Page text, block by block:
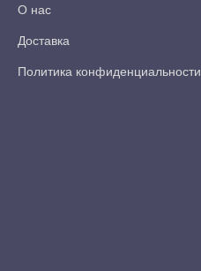
О нас
Доставка
Политика конфиденциальности